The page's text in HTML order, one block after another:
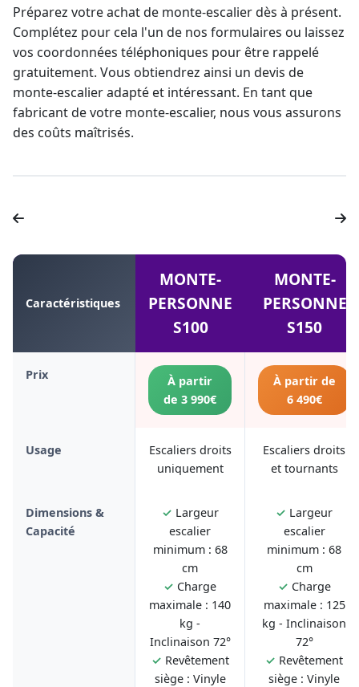
Préparez votre achat de monte-escalier dès à présent.
Complétez pour cela l'un de nos formulaires ou laissez
vos coordonnées téléphoniques pour être rappelé
gratuitement. Vous obtiendrez ainsi un devis de
monte-escalieradapté et intéressant. En tant que
fabricant de votre monte-escalier, nous vous assurons
des coûts maîtrisés.
Caractéristiques
MONTE-
PERSONNE
S100
MONTE-
PERSONNE
S150
Prix
À partir
de 3 990€
À partir de
6 490€
Usage
Escaliers droits
uniquement
Escaliers droits
et tournants
Dimensions &
Capacité
✓ Largeur
escalier
minimum : 68
cm
✓ Charge
maximale : 140
kg -
Inclinaison 72°
✓ Revêtement
siège : Vinyle
✓ Largeur
escalier
minimum : 68
cm
✓ Charge
maximale : 125
kg - Inclinaison
72°
✓ Revêtement
siège : Vinyle